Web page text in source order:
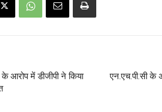
आरोप में डीजीपी ने किया
एन.एच.पी.सी के